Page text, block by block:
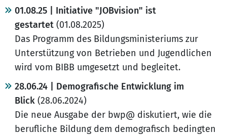
01.08.25 | Initiative "JOBvision" ist
gestartet (01.08.2025)
Das Programm des Bildungsministeriums zur
Unterstützung von Betrieben und Jugendlichen
wird vom BIBB umgesetzt und begleitet.
28.06.24 | Demografische Entwicklung im
Blick (28.06.2024)
Die neue Ausgabe der bwp@ diskutiert, wie die
berufliche Bildung dem demografisch bedingten